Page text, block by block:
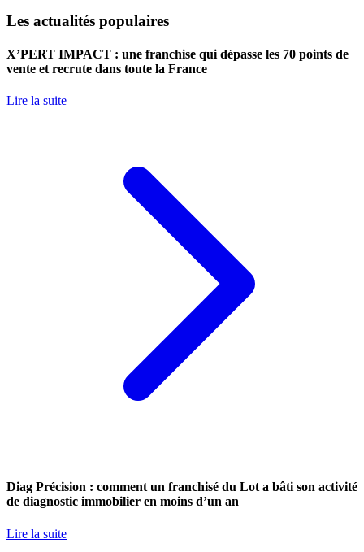
Les actualités populaires
X’PERT IMPACT : une franchise qui dépasse les 70 points de
vente et recrute dans toute la France
Lire la suite
Diag Précision : comment un franchisé du Lot a bâti son activité
de diagnostic immobilier en moins d’un an
Lire la suite